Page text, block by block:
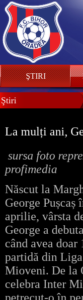
ŞTIRI
Ştiri
La mulți ani,
sursa foto
profimedia
Născut la
George Pușcaș
aprilie, vârsta
George a
când avea
partidă din
Mioveni. De la
celebra Inter